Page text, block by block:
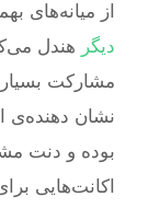
از میانه‌های
دیگر
نشان دهنده‌ی
بوده و دنت
اکانت‌هایی